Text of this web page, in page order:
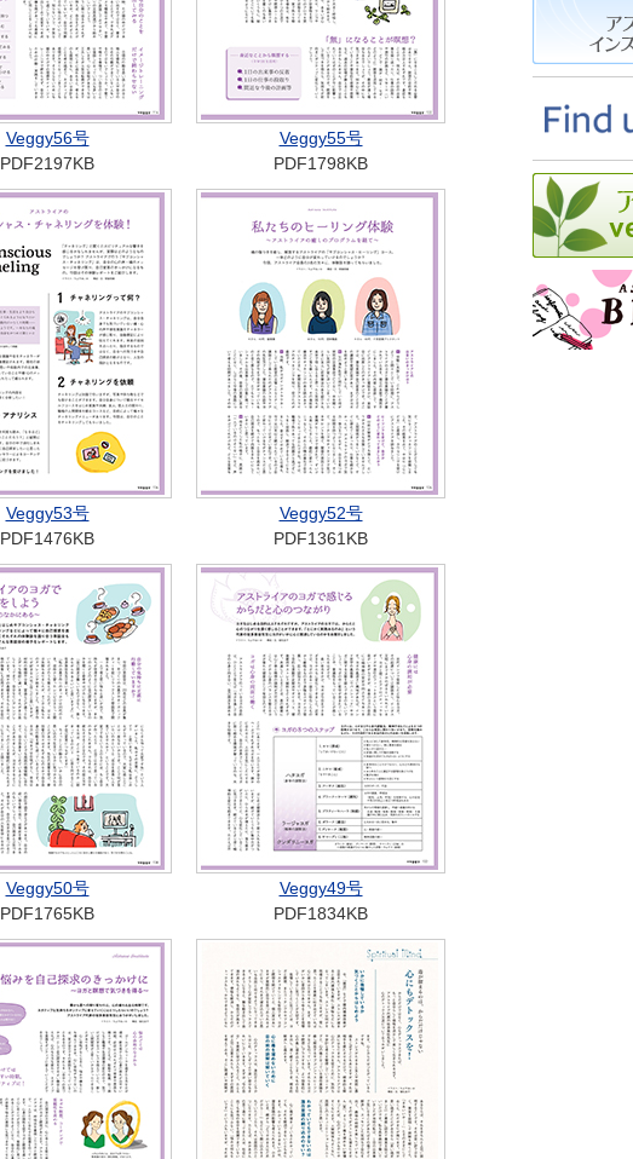
Veggy56号
PDF2197KB
Veggy55号
PDF1798KB
Veggy53号
PDF1476KB
Veggy52号
PDF1361KB
Veggy50号
PDF1765KB
Veggy49号
PDF1834KB